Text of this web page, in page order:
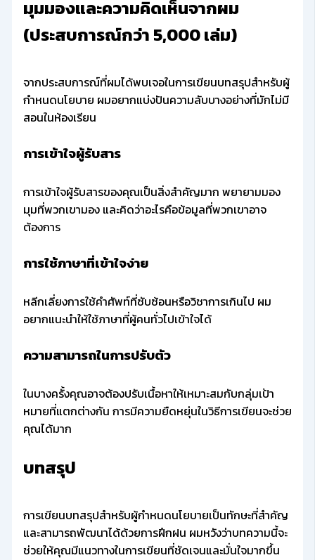
มุมมองและความคิดเห็นจากผม
(ประสบการณ์กว่า 5,000 เล่ม)
จากประสบการณ์ที่ผมได้พบเจอในการเขียนบทสรุปสำหรับผู้
กำหนดนโยบาย ผมอยากแบ่งปันความลับบางอย่างที่มักไม่มี
สอนในห้องเรียน
การเข้าใจผู้รับสาร
การเข้าใจผู้รับสารของคุณเป็นสิ่งสำคัญมาก พยายามมอง
มุมที่พวกเขามอง และคิดว่าอะไรคือข้อมูลที่พวกเขาอาจ
ต้องการ
การใช้ภาษาที่เข้าใจง่าย
หลีกเลี่ยงการใช้คำศัพท์ที่ซับซ้อนหรือวิชาการเกินไป ผม
อยากแนะนำให้ใช้ภาษาที่ผู้คนทั่วไปเข้าใจได้
ความสามารถในการปรับตัว
ในบางครั้งคุณอาจต้องปรับเนื้อหาให้เหมาะสมกับกลุ่มเป้า
หมายที่แตกต่างกัน การมีความยืดหยุ่นในวิธีการเขียนจะช่วย
คุณได้มาก
บทสรุป
การเขียนบทสรุปสำหรับผู้กำหนดนโยบายเป็นทักษะที่สำคัญ
และสามารถพัฒนาได้ด้วยการฝึกฝน ผมหวังว่าบทความนี้จะ
ช่วยให้คุณมีแนวทางในการเขียนที่ชัดเจนและมั่นใจมากขึ้น